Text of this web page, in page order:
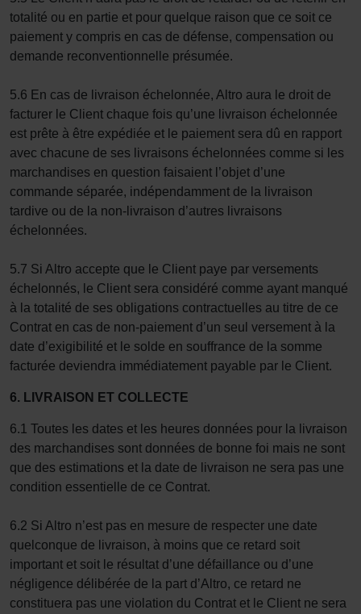
totalité ou en partie et pour quelque raison que ce soit ce
paiement y compris en cas de défense, compensation ou
demande reconventionnelle présumée.
5.6 En cas de livraison échelonnée, Altro aura le droit de
facturer le Client chaque fois qu’une livraison échelonnée
est prête à être expédiée et le paiement sera dû en rapport
avec chacune de ses livraisons échelonnées comme si les
marchandises en question faisaient l’objet d’une
commande séparée, indépendamment de la livraison
tardive ou de la non-livraison d’autres livraisons
échelonnées.
5.7 Si Altro accepte que le Client paye par versements
échelonnés, le Client sera considéré comme ayant manqué
à la totalité de ses obligations contractuelles au titre de ce
Contrat en cas de non-paiement d’un seul versement à la
date d’exigibilité et le solde en souffrance de la somme
facturée deviendra immédiatement payable par le Client.
6. LIVRAISON ET COLLECTE
6.1 Toutes les dates et les heures données pour la livraison
des marchandises sont données de bonne foi mais ne sont
que des estimations et la date de livraison ne sera pas une
condition essentielle de ce Contrat.
6.2 Si Altro n’est pas en mesure de respecter une date
quelconque de livraison, à moins que ce retard soit
important et soit le résultat d’une défaillance ou d’une
négligence délibérée de la part d’Altro, ce retard ne
constituera pas une violation du Contrat et le Client ne sera